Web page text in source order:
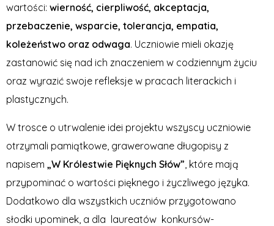
wartości: wierność, cierpliwość, akceptacja,
przebaczenie, wsparcie, tolerancja, empatia,
koleżeństwo oraz odwaga. Uczniowie mieli okazję
zastanowić się nad ich znaczeniem w codziennym życiu
oraz wyrazić swoje refleksje w pracach literackich i
plastycznych.
W trosce o utrwalenie idei projektu wszyscy uczniowie
otrzymali pamiątkowe, grawerowane długopisy z
napisem „W Królestwie Pięknych Słów” , które mają
przypominać o wartości pięknego i życzliwego języka.
Dodatkowo dla wszystkich uczniów przygotowano
słodki upominek, a dla laureatów konkursów-